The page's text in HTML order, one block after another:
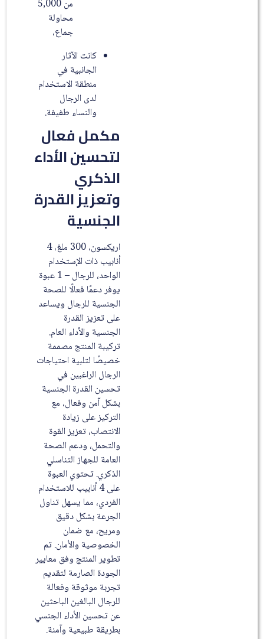
من 5,000
محاولة
جماع،
كانت الآثار
الجانبية في
منطقة الاستخدام
لدى الرجال
والنساء طفيفة.
مكمل فعال
لتحسين الأداء
الذكري
وتعزيز القدرة
الجنسية
اريكسون، 300 ملغ، 4
أنابيب ذات الإستخدام
الواحد، للرجال – 1 عبوة
يوفر دعمًا فعالًا للصحة
الجنسية للرجال ويساعد
على تعزيز القدرة
الجنسية والأداء العام.
تركيبة المنتج مصممة
خصيصًا لتلبية احتياجات
الرجال الراغبين في
تحسين القدرة الجنسية
بشكل آمن وفعال، مع
التركيز على زيادة
الانتصاب، تعزيز القوة
والتحمل، ودعم الصحة
العامة للجهاز التناسلي
الذكري. تحتوي العبوة
على 4 أنابيب للاستخدام
الفردي، مما يسهل تناول
الجرعة بشكل دقيق
ومريح، مع ضمان
الخصوصية والأمان. تم
تطوير المنتج وفق معايير
الجودة الصارمة لتقديم
تجربة موثوقة وفعالة
للرجال البالغين الباحثين
عن تحسين الأداء الجنسي
بطريقة طبيعية وآمنة.